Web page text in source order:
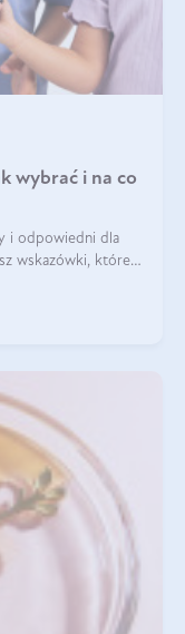
wybrać i na co
i odpowiedni dla
wskazówki, które